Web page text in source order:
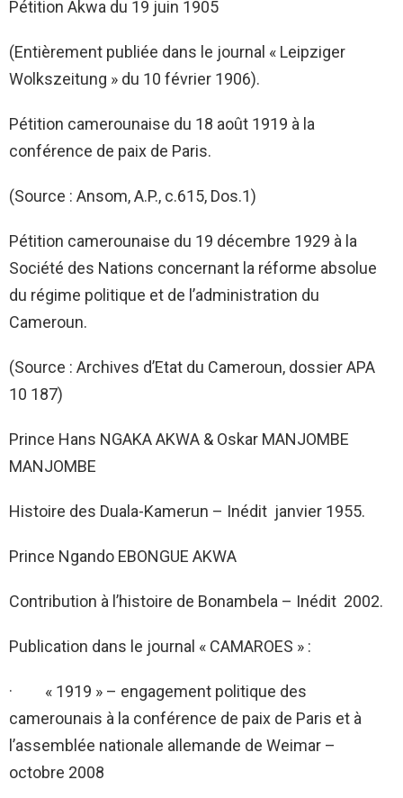
Pétition Akwa du 19 juin 1905
(Entièrement publiée dans le journal « Leipziger
Wolkszeitung » du 10 février 1906).
Pétition camerounaise du 18 août 1919 à la
conférence de paix de Paris.
(Source : Ansom, A.P., c.615, Dos.1)
Pétition camerounaise du 19 décembre 1929 à la
Société des Nations concernant la réforme absolue
du régime politique et de l’administration du
Cameroun.
(Source : Archives d’Etat du Cameroun, dossier APA
10 187)
Prince Hans NGAKA AKWA & Oskar MANJOMBE
MANJOMBE
Histoire des Duala-Kamerun – Inédit janvier 1955.
Prince Ngando EBONGUE AKWA
Contribution à l’histoire de Bonambela – Inédit 2002.
Publication dans le journal « CAMAROES » :
· « 1919 » – engagement politique des
camerounais à la conférence de paix de Paris et à
l’assemblée nationale allemande de Weimar –
octobre 2008